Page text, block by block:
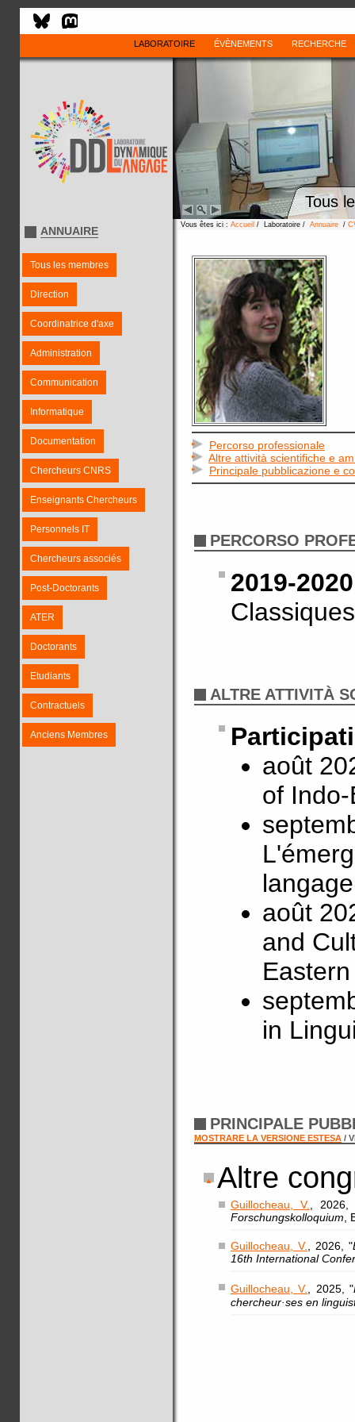
LABORATOIRE ÉVÈNEMENTS RECHERCHE
Tous
ANNUAIRE
Tous les membres
Direction
Coordinatrice d'axe
Administration
Communication
Informatique
Documentation
Chercheurs CNRS
Enseignants Chercheurs
Personnels IT
Chercheurs associés
Post-Doctorants
ATER
Doctorants
Etudiants
Contractuels
Anciens Membres
Vous êtes ici : Accueil / Laboratoire / Annuaire /
Percorso professionale
Altre attività scientifiche e
Principale pubblicazione e
PERCORSO
2019-2020
ALTRE ATTIVITÀ
août
of
août
and
in
PRINCIPALE
MOSTRARE LA VERSIONE ESTESA /
Altre
Guillocheau, V.
, 2026,
Forschungskolloquium
Guillocheau, V. , 2026, "
16th International
Guillocheau, V. , 2025, "
chercheur·ses en